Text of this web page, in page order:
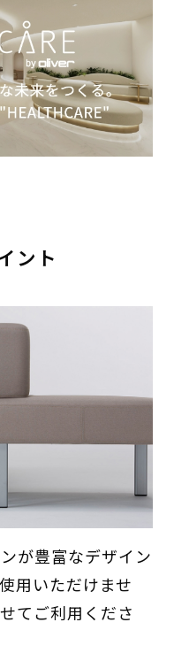
ント
が豊富なデザイン
用いただけませ
てご利用くださ